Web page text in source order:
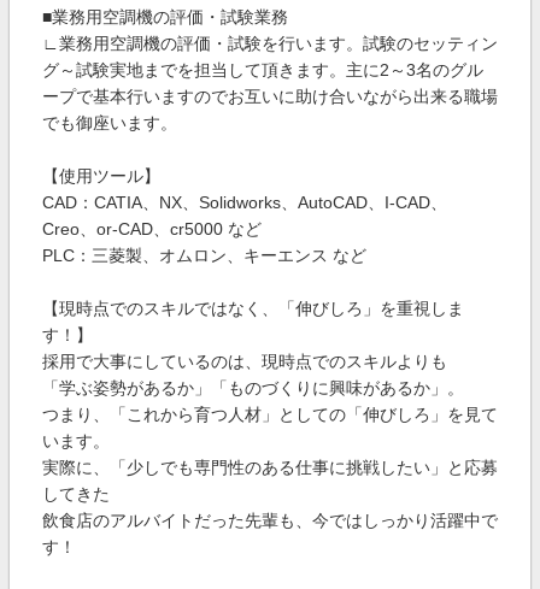
■業務用空調機の評価・試験業務
∟業務用空調機の評価・試験を行います。試験のセッティン
グ～試験実地までを担当して頂きます。主に2～3名のグル
ープで基本行いますのでお互いに助け合いながら出来る職場
でも御座います。
【使用ツール】
CAD：CATIA、NX、Solidworks、AutoCAD、I-CAD、
Creo、or-CAD、cr5000 など
PLC：三菱製、オムロン、キーエンス など
【現時点でのスキルではなく、「伸びしろ」を重視しま
す！】
採用で大事にしているのは、現時点でのスキルよりも
「学ぶ姿勢があるか」「ものづくりに興味があるか」。
つまり、「これから育つ人材」としての「伸びしろ」を見て
います。
実際に、「少しでも専門性のある仕事に挑戦したい」と応募
してきた
飲食店のアルバイトだった先輩も、今ではしっかり活躍中で
す！